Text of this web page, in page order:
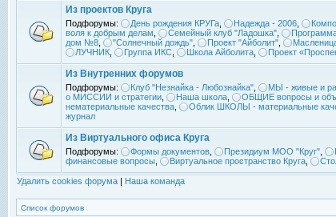
Из проектов Круга
Подфорумы: День рождения КРУГа Надежда - 2006
воля к добрым делам
Семейный клуб "Ладошка"
дом №8
"Солнечный дождь" Проект "Айболит"
ЛУЧНИК
Группа ИКС Школа Айболита Проект
Из Внутренних форумов
Подфорумы: Клуб "Незнайка - Любознайка" МЫ - живые и
о МИССИИ и стратегии
Наша школа ОБЩИЕ вопросы и
нематериальные качества
Облик ШКОЛЫ - материальные
журнал
Из Виртуального офиса Круга
Подфорумы: Формы документов Президиум МОО "Круг"
финансовые вопросы
Виртуальное пространство Круга
Удалить cookies форума | Наша команда
Список форумов